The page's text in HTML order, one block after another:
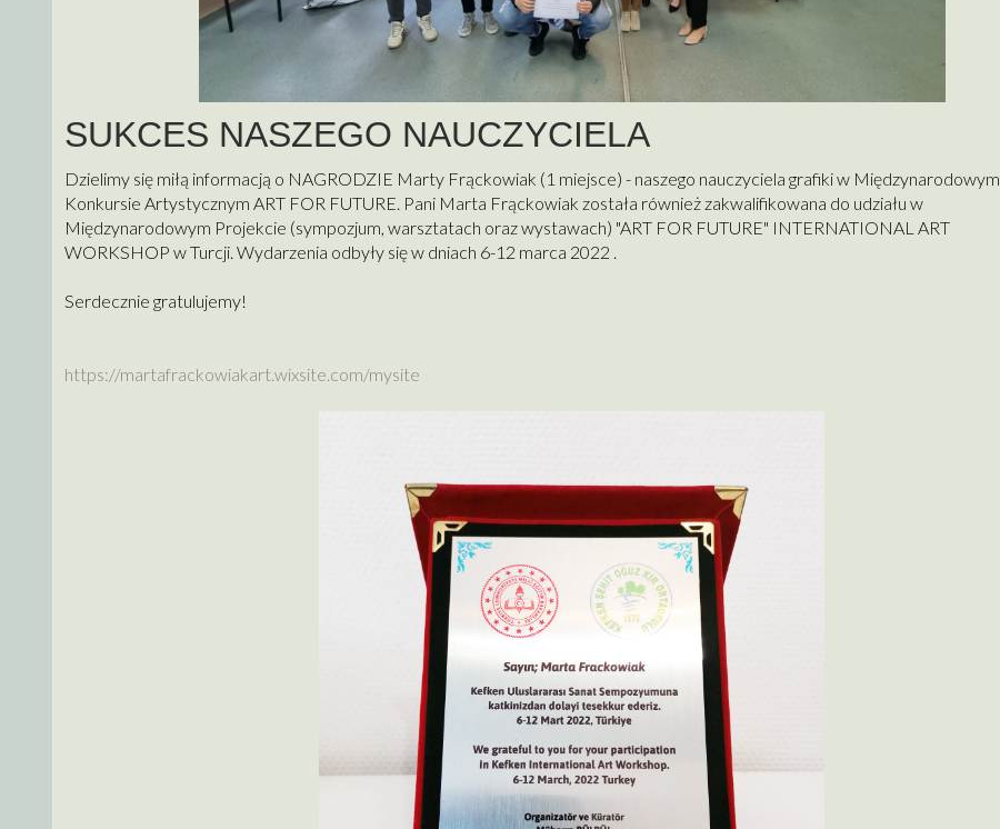
SUKCES NASZEGO NAUCZYCIELA
Dzielimy się miłą informacją o NAGRODZIE Marty Frąckowiak (1 miejsce) - naszego nauczyciela grafiki w Międzynarodowym
Konkursie Artystycznym ART FOR FUTURE. Pani Marta Frąckowiak została również zakwalifikowana do udziału w
Międzynarodowym Projekcie (sympozjum, warsztatach oraz wystawach) "ART FOR FUTURE" INTERNATIONAL ART
WORKSHOP w Turcji. Wydarzenia odbyły się w dniach 6-12 marca 2022 .
Serdecznie gratulujemy!
https://martafrackowiakart.wixsite.com/mysite